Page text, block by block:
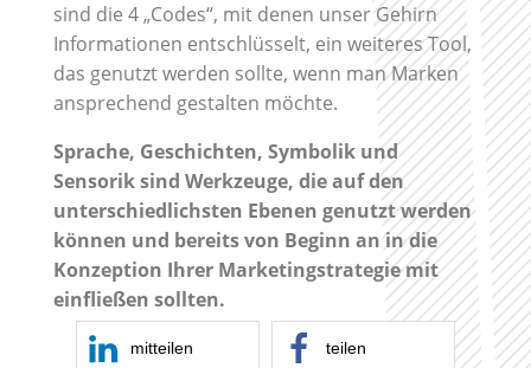
sind die 4 „Codes“, mit denen unser Gehirn
Informationen entschlüsselt, ein weiteres Tool,
das genutzt werden sollte, wenn man Marken
ansprechend gestalten möchte.
Sprache, Geschichten, Symbolik und
Sensorik sind Werkzeuge, die auf den
unterschiedlichsten Ebenen genutzt werden
können und bereits von Beginn an in die
Konzeption Ihrer Marketingstrategie mit
einfließen sollten.
mitteilen teilen